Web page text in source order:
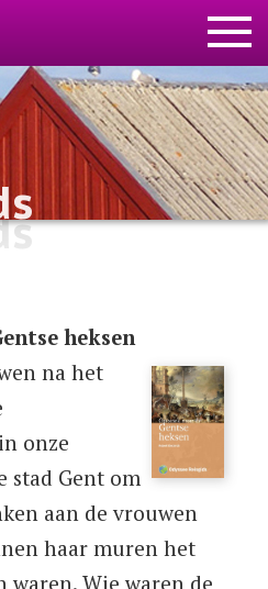
heksen
na het
onze
stad Gent om
aan de vrouwen
haar muren het
waren. Wie waren de